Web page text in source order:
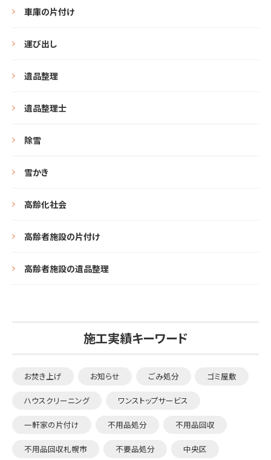
車庫の片付け
運び出し
遺品整理
遺品整理士
除雪
雪かき
高齢化社会
高齢者施設の片付け
高齢者施設の遺品整理
施工実績キーワード
お焚き上げ お知らせ ごみ処分 ゴミ屋敷
ハウスクリーニング ワンストップサービス
一軒家の片付け 不用品処分 不用品回収
不用品回収札幌市 不要品処分 中央区